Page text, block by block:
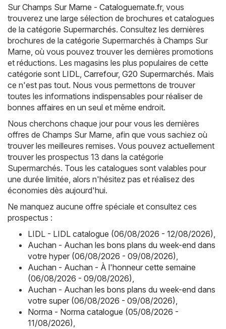
Sur Champs Sur Marne - Cataloguemate.fr, vous
trouverez une large sélection de brochures et catalogues
de la catégorie Supermarchés. Consultez les dernières
brochures de la catégorie Supermarchés à Champs Sur
Marne, où vous pouvez trouver les dernières promotions
et réductions. Les magasins les plus populaires de cette
catégorie sont LIDL, Carrefour, G20 Supermarchés. Mais
ce n'est pas tout. Nous vous permettons de trouver
toutes les informations indispensables pour réaliser de
bonnes affaires en un seul et même endroit.
Nous cherchons chaque jour pour vous les dernières
offres de Champs Sur Marne, afin que vous sachiez où
trouver les meilleures remises. Vous pouvez actuellement
trouver les prospectus 13 dans la catégorie
Supermarchés. Tous les catalogues sont valables pour
une durée limitée, alors n'hésitez pas et réalisez des
économies dès aujourd'hui.
Ne manquez aucune offre spéciale et consultez ces
prospectus :
LIDL - LIDL catalogue (06/08/2026 - 12/08/2026),
Auchan - Auchan les bons plans du week-end dans
votre hyper (06/08/2026 - 09/08/2026),
Auchan - Auchan - À l'honneur cette semaine
(06/08/2026 - 09/08/2026),
Auchan - Auchan les bons plans du week-end dans
votre super (06/08/2026 - 09/08/2026),
Norma - Norma catalogue (05/08/2026 -
11/08/2026),